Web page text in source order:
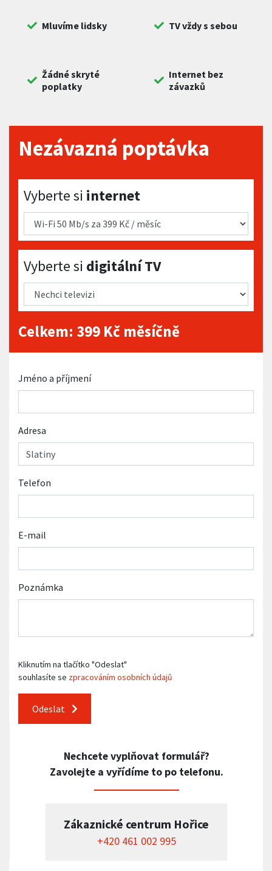
Mluvíme lidsky TV vždy s sebou
Žádné skryté
poplatky
Internet bez
závazků
Nezávazná poptávka
Vyberte si internet
Vyberte si internet
Vyberte si digitální TV
Vyberte si digitální TV
Celkem: 399 Kč měsíčně
Jméno a příjmení
Adresa
Telefon
E-mail
Poznámka
Kliknutím na tlačítko "Odeslat"
souhlasíte se zpracováním osobních údajů
Odeslat
Nechcete vyplňovat formulář?
Zavolejte a vyřídíme to po telefonu.
Zákaznické centrum Hořice
+420 461 002 995